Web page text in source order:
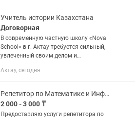
Учитель истории Казахстана
Договорная
В современную частную школу «Nova
School» в г. Актау требуется сильный,
увлеченный своим делом и
Казахстана (с казахским языком
который...
Актау, сегодня
Репетитор по Математике и Информатике, Подготовка к ЕНТ (ОНЛАЙН)
2 000 - 3 000 ₸
Предоставляю услуги репетитора по